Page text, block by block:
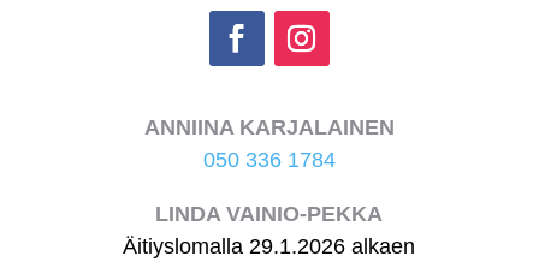
ANNIINA KARJALAINEN
050 336 1784
LINDA VAINIO-PEKKA
Äitiyslomalla 29.1.2026 alkaen